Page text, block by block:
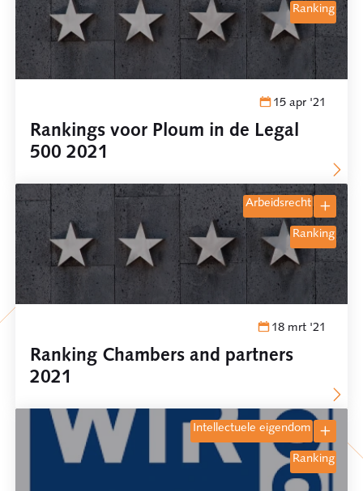
ranking
15 apr '21
Rankings voor Ploum in de Legal
500 2021
arbeidsrecht
ranking
18 mrt '21
Ranking Chambers and partners
2021
intellectuele eigendom
ranking